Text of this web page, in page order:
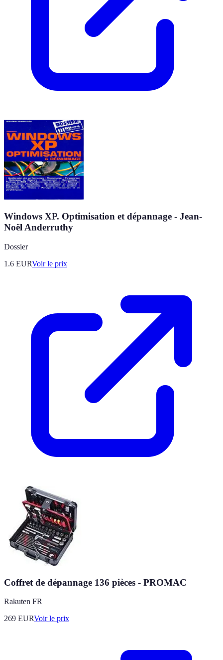
Windows XP. Optimisation et dépannage - Jean-
Noël Anderruthy
Dossier
1.6 EURVoir le prix
Coffret de dépannage 136 pièces - PROMAC
Rakuten FR
269 EURVoir le prix